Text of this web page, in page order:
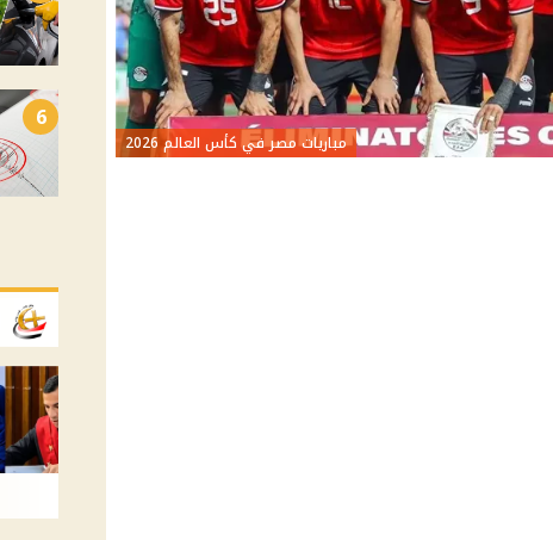
مباريات مصر في كأس العالم 2026
6